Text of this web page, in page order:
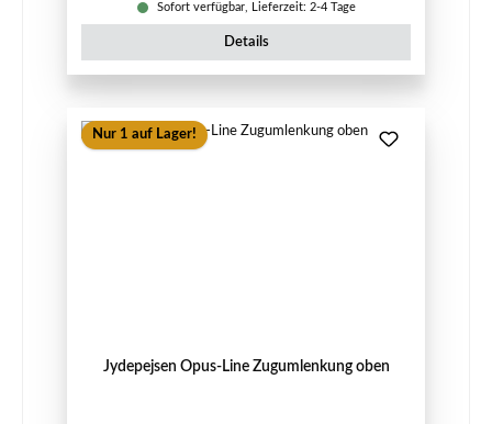
Sofort verfügbar, Lieferzeit: 2-4 Tage
Details
Nur 1 auf Lager!
Jydepejsen Opus-Line Zugumlenkung oben